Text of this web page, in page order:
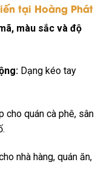
tại Hoàng Phát
màu sắc và độ
Dạng kéo tay
cho quán cà phê, sân
nhà hàng, quán ăn,